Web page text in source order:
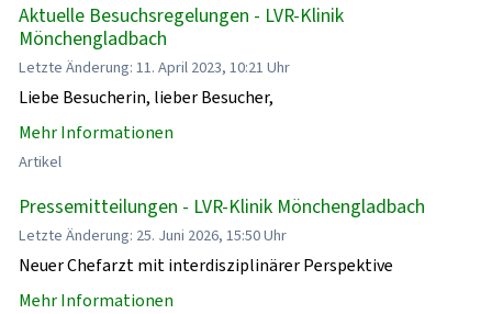
Aktuelle Besuchsregelungen - LVR-Klinik
Mönchengladbach
Letzte Änderung: 11. April 2023, 10:21 Uhr
Liebe Besucherin, lieber Besucher,
Mehr Informationen
Artikel
Pressemitteilungen - LVR-Klinik Mönchengladbach
Letzte Änderung: 25. Juni 2026, 15:50 Uhr
Neuer Chefarzt mit interdisziplinärer Perspektive
Mehr Informationen